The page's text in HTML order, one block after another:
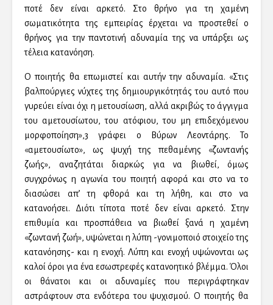
ποτέ δεν είναι αρκετό. Στο θρήνο για τη χαμένη
σωματικότητα της εμπειρίας έρχεται να προστεθεί ο
θρήνος για την παντοτινή αδυναμία της να υπάρξει ως
τέλεια κατανόηση.
Ο ποιητής θα επωμιστεί και αυτήν την αδυναμία. «Στις
βαλπούργιες νύχτες της δημιουργικότητάς του αυτό που
γυρεύει είναι όχι η μετουσίωση, αλλά ακριβώς το άγγιγμα
του αμετουσίωτου, του ατόφιου, του μη επιδεχόμενου
μορφοποίηση»,3 γράφει ο Βύρων Λεοντάρης. Το
«αμετουσίωτο», ως ψυχή της πεθαμένης «ζωντανής
ζωής», αναζητάται διαρκώς για να βιωθεί, όμως
συγχρόνως η αγωνία του ποιητή αφορά και στο να το
διασώσει απ’ τη φθορά και τη λήθη, και στο να
κατανοήσει. Διότι τίποτα ποτέ δεν είναι αρκετό. Στην
επιθυμία και προσπάθεια να βιωθεί ξανά η χαμένη
«ζωντανή ζωή», υψώνεται η λύπη -γονιμοποιό στοιχείο της
κατανόησης- και η ενοχή. Λύπη και ενοχή υψώνονται ως
καλοί όροι για ένα εσωστρεφές κατανοητικό βλέμμα. Όλοι
οι θάνατοι και οι αδυναμίες που περιγράφτηκαν
αστράφτουν στα ενδότερα του ψυχισμού. Ο ποιητής θα